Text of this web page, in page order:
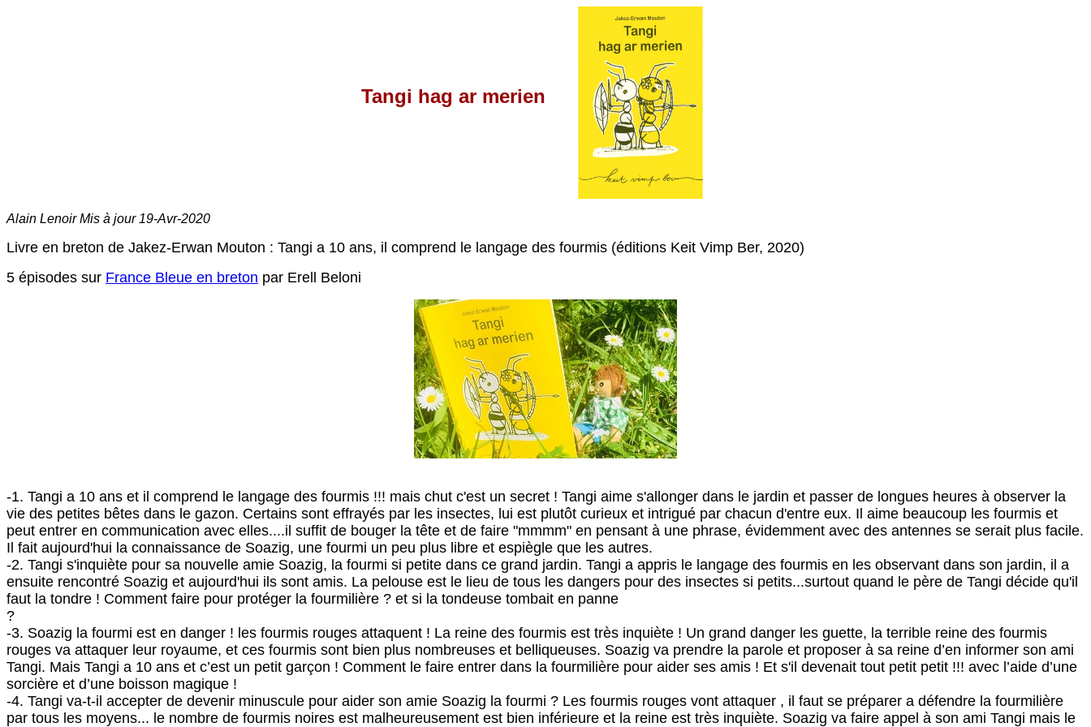
Tangi hag ar merien
Alain Lenoir Mis à jour 19-Avr-2020
Livre en breton de Jakez-Erwan Mouton : Tangi a 10 ans, il comprend le langage des fourmis (éditions Keit Vimp Ber, 2020)
5 épisodes sur France Bleue en breton par Erell Beloni
-1. Tangi a 10 ans et il comprend le langage des fourmis !!! mais chut c'est un secret ! Tangi aime s'allonger dans le jardin et passer de longues heures à observer la
vie des petites bêtes dans le gazon. Certains sont effrayés par les insectes, lui est plutôt curieux et intrigué par chacun d'entre eux. Il aime beaucoup les fourmis et
peut entrer en communication avec elles....il suffit de bouger la tête et de faire "mmmm" en pensant à une phrase, évidemment avec des antennes se serait plus facile.
Il fait aujourd'hui la connaissance de Soazig, une fourmi un peu plus libre et espiègle que les autres.
-2. Tangi s'inquiète pour sa nouvelle amie Soazig, la fourmi si petite dans ce grand jardin. Tangi a appris le langage des fourmis en les observant dans son jardin, il a
ensuite rencontré Soazig et aujourd'hui ils sont amis. La pelouse est le lieu de tous les dangers pour des insectes si petits...surtout quand le père de Tangi décide qu'il
faut la tondre ! Comment faire pour protéger la fourmilière ? et si la tondeuse tombait en panne
?
-3. Soazig la fourmi est en danger ! les fourmis rouges attaquent ! La reine des fourmis est très inquiète ! Un grand danger les guette, la terrible reine des fourmis
rouges va attaquer leur royaume, et ces fourmis sont bien plus nombreuses et belliqueuses. Soazig va prendre la parole et proposer à sa reine d’en informer son ami
Tangi. Mais Tangi a 10 ans et c’est un petit garçon ! Comment le faire entrer dans la fourmilière pour aider ses amis ! Et s'il devenait tout petit petit !!! avec l’aide d’une
sorcière et d’une boisson magique !
-4. Tangi va-t-il accepter de devenir minuscule pour aider son amie Soazig la fourmi ? Les fourmis rouges vont attaquer , il faut se préparer a défendre la fourmilière
par tous les moyens... le nombre de fourmis noires est malheureusement est bien inférieure et la reine est très inquiète. Soazig va faire appel à son ami Tangi mais le